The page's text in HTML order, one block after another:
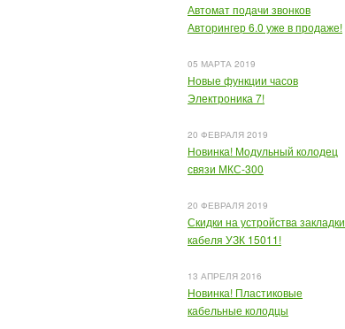
Автомат подачи звонков
Авторингер 6.0 уже в продаже!
05 МАРТА 2019
Новые функции часов
Электроника 7!
20 ФЕВРАЛЯ 2019
Новинка! Модульный колодец
связи МКС-300
20 ФЕВРАЛЯ 2019
Скидки на устройства закладки
кабеля УЗК 15011!
13 АПРЕЛЯ 2016
Новинка! Пластиковые
кабельные колодцы